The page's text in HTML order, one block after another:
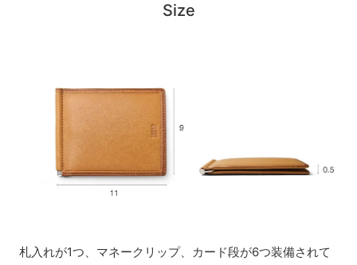
Size
札入れが1つ、マネークリップ、カード段が6つ装備されて